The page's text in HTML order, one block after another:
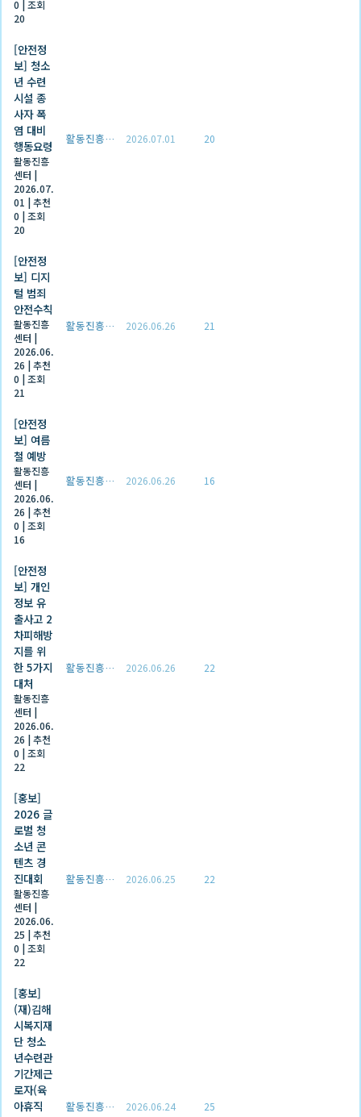
0
조회
20
[안전정
보] 청소
년 수련
시설 종
사자 폭
염 대비
행동요령
활동진흥
센터 |
2026.07.
01 |추천
0 |조회
20
활동진흥센터 2026.07.01 20
[안전정
보] 디지
털 범죄
안전수칙
활동진흥
센터 |
2026.06.
26 |추천
0 |조회
21
활동진흥센터 2026.06.26 21
[안전정
보] 여름
철 예방
활동진흥
센터 |
2026.06.
26 |추천
0 |조회
16
활동진흥센터 2026.06.26 16
[안전정
보] 개인
정보 유
출사고 2
차피해방
지를 위
한 5가지
대처
활동진흥
센터 |
2026.06.
26 |추천
0 |조회
22
활동진흥센터 2026.06.26 22
[홍보]
2026 글
로벌 청
소년 콘
텐츠 경
진대회
활동진흥
센터 |
2026.06.
25 |추천
0 |조회
22
활동진흥센터 2026.06.25 22
[홍보]
(재)김해
시복지재
단 청소
년수련관
기간제근
로자(육
아휴직
활동진흥센터 2026.06.24 25